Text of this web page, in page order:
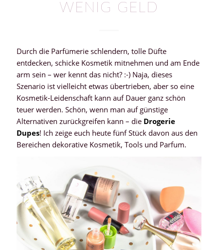
WENIG GELD
Durch die Parfümerie schlendern, tolle Düfte
entdecken, schicke Kosmetik mitnehmen und am Ende
arm sein – wer kennt das nicht? :-) Naja, dieses
Szenario ist vielleicht etwas übertrieben, aber so eine
Kosmetik-Leidenschaft kann auf Dauer ganz schön
teuer werden. Schön, wenn man auf günstige
Alternativen zurückgreifen kann – die Drogerie
Dupes! Ich zeige euch heute fünf Stück davon aus den
Bereichen dekorative Kosmetik, Tools und Parfum.